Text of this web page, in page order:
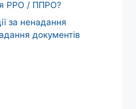
РРО / ППРО?
за ненадання
документів